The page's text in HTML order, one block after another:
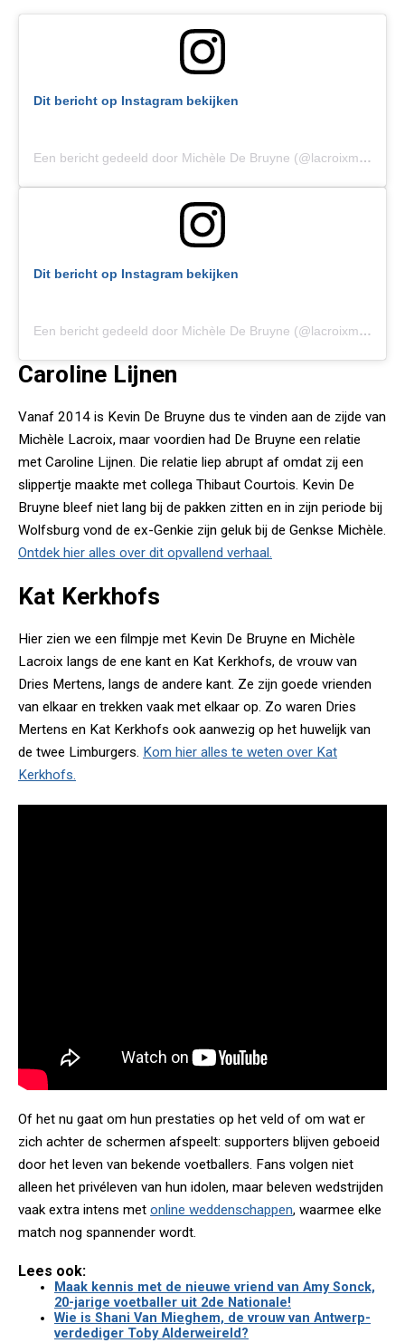
Dit bericht op Instagram bekijken
Een bericht gedeeld door Michèle De Bruyne (@lacroixmichele)
Dit bericht op Instagram bekijken
Een bericht gedeeld door Michèle De Bruyne (@lacroixmichele)
Caroline Lijnen
Vanaf 2014 is Kevin De Bruyne dus te vinden aan de zijde van
Michèle Lacroix, maar voordien had De Bruyne een relatie
met Caroline Lijnen. Die relatie liep abrupt af omdat zij een
slippertje maakte met collega Thibaut Courtois. Kevin De
Bruyne bleef niet lang bij de pakken zitten en in zijn periode bij
Wolfsburg vond de ex-Genkie zijn geluk bij de Genkse Michèle.
Ontdek hier alles over dit opvallend verhaal.
Kat Kerkhofs
Hier zien we een filmpje met Kevin De Bruyne en Michèle
Lacroix langs de ene kant en Kat Kerkhofs, de vrouw van
Dries Mertens, langs de andere kant. Ze zijn goede vrienden
van elkaar en trekken vaak met elkaar op. Zo waren Dries
Mertens en Kat Kerkhofs ook aanwezig op het huwelijk van
de twee Limburgers. Kom hier alles te weten over Kat
Kerkhofs.
Of het nu gaat om hun prestaties op het veld of om wat er
zich achter de schermen afspeelt: supporters blijven geboeid
door het leven van bekende voetballers. Fans volgen niet
alleen het privéleven van hun idolen, maar beleven wedstrijden
vaak extra intens met online weddenschappen, waarmee elke
match nog spannender wordt.
Lees ook:
Maak kennis met de nieuwe vriend van Amy Sonck,
20-jarige voetballer uit 2de Nationale!
Wie is Shani Van Mieghem, de vrouw van Antwerp-
verdediger Toby Alderweireld?